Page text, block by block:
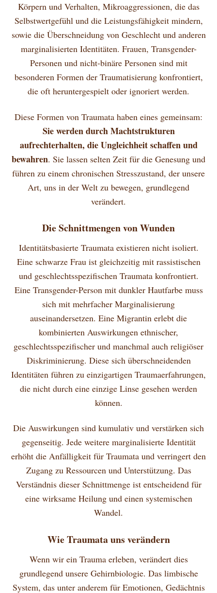
Körpern und Verhalten, Mikroaggressionen, die das
Selbstwertgefühl und die Leistungsfähigkeit mindern,
sowie die Überschneidung von Geschlecht und anderen
marginalisierten Identitäten. Frauen, Transgender-
Personen und nicht-binäre Personen sind mit
besonderen Formen der Traumatisierung konfrontiert,
die oft heruntergespielt oder ignoriert werden.
Diese Formen von Traumata haben eines gemeinsam:
Sie werden durch Machtstrukturen
aufrechterhalten, die Ungleichheit schaffen und
bewahren. Sie lassen selten Zeit für die Genesung und
führen zu einem chronischen Stresszustand, der unsere
Art, uns in der Welt zu bewegen, grundlegend
verändert.
Die Schnittmengen von Wunden
Identitätsbasierte Traumata existieren nicht isoliert.
Eine schwarze Frau ist gleichzeitig mit rassistischen
und geschlechtsspezifischen Traumata konfrontiert.
Eine Transgender-Person mit dunkler Hautfarbe muss
sich mit mehrfacher Marginalisierung
auseinandersetzen. Eine Migrantin erlebt die
kombinierten Auswirkungen ethnischer,
geschlechtsspezifischer und manchmal auch religiöser
Diskriminierung. Diese sich überschneidenden
Identitäten führen zu einzigartigen Traumaerfahrungen,
die nicht durch eine einzige Linse gesehen werden
können.
Die Auswirkungen sind kumulativ und verstärken sich
gegenseitig. Jede weitere marginalisierte Identität
erhöht die Anfälligkeit für Traumata und verringert den
Zugang zu Ressourcen und Unterstützung. Das
Verständnis dieser Schnittmenge ist entscheidend für
eine wirksame Heilung und einen systemischen
Wandel.
Wie Traumata uns verändern
Wenn wir ein Trauma erleben, verändert dies
grundlegend unsere Gehirnbiologie. Das limbische
System, das unter anderem für Emotionen, Gedächtnis